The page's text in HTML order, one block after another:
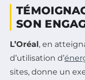
SON
L’Oréal, en
d’utilisation d’
sites, donne un